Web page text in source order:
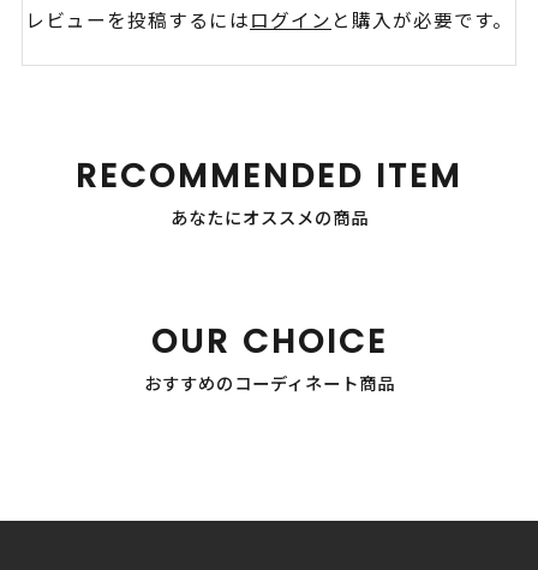
レビューを投稿するにはログイン と購入が必要です。
RECOMMENDED ITEM
あなたにオススメの商品
OUR CHOICE
おすすめのコーディネート商品